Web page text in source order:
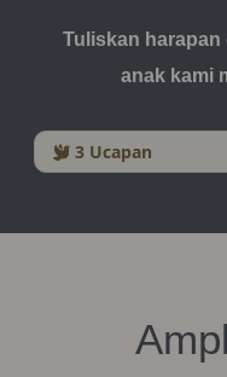
Tuliskan
anak kami
3 Ucapan